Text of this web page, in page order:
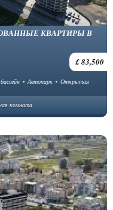
КВАРТИРЫ В
£ 83,500
Автопарк
Открытая
комната